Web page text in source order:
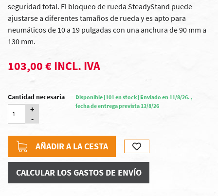
seguridad total. El bloqueo de rueda SteadyStand puede
ajustarse a diferentes tamaños de rueda y es apto para
neumáticos de 10 a 19 pulgadas con una anchura de 90 mm a
130 mm.
103,00 € INCL. IVA
Cantidad necesaria
+
-
Disponible [101 en stock] Enviado en 11/8/26. ,
fecha de entrega prevista 13/8/26
AÑADIR A LA CESTA
CALCULAR LOS GASTOS DE ENVÍO